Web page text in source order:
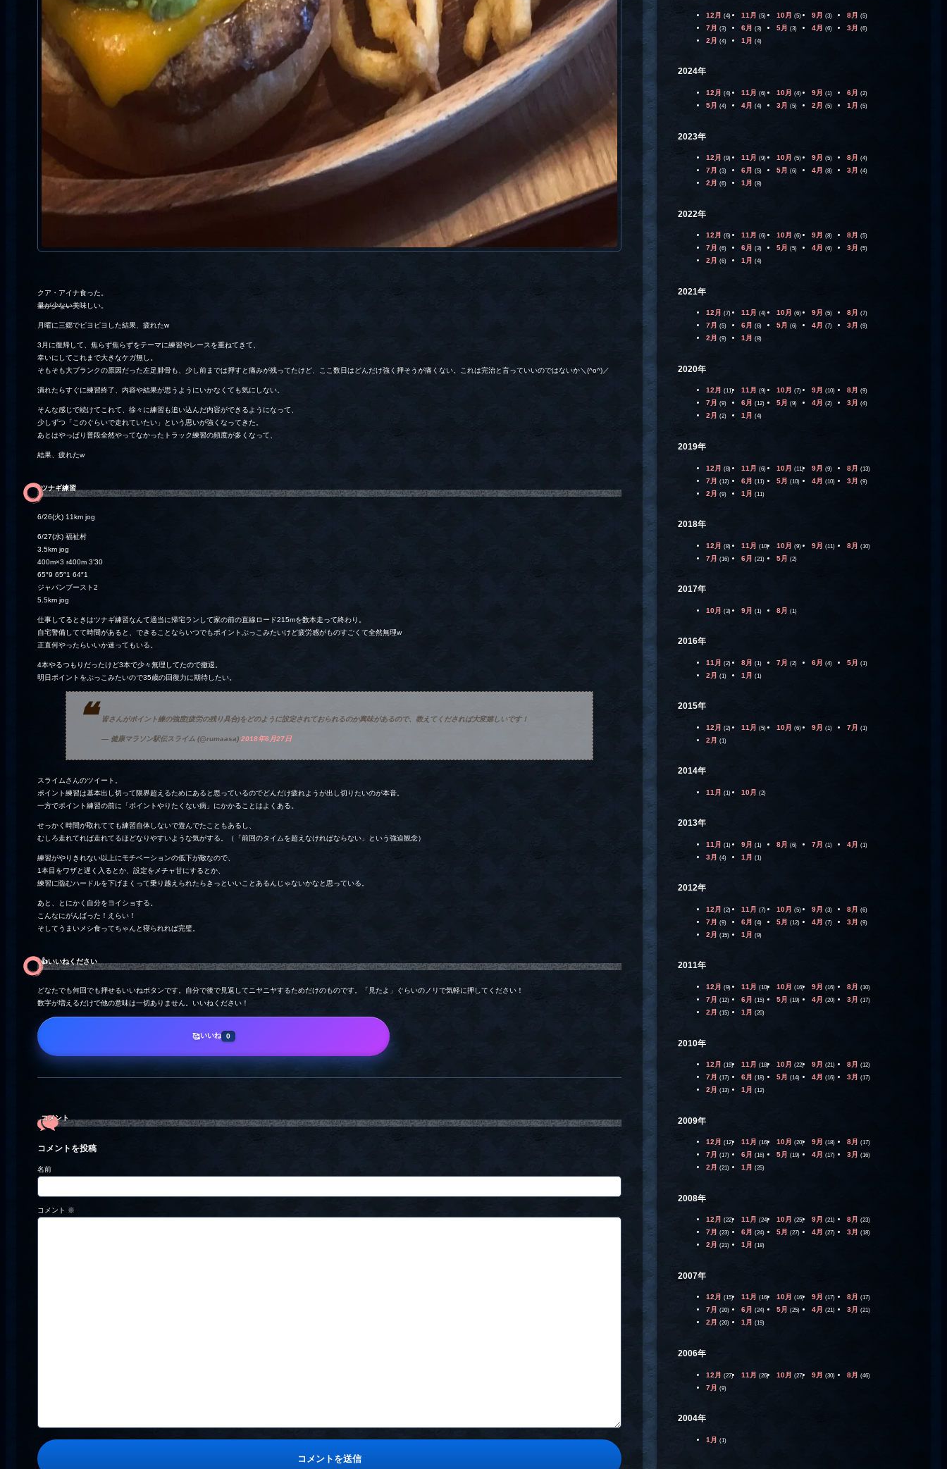
クア・アイナ食った。
量が少ない美味しい。
月曜に三郷でピヨピヨした結果、疲れたw
3月に復帰して、焦らず焦らずをテーマに練習やレースを重ねてきて、
幸いにしてこれまで大きなケガ無し。
そもそも大ブランクの原因だった左足腓骨も、少し前までは押すと痛みが残ってたけど、ここ数日はどんだけ強く押そうが痛くない。これは完治と言っていいのではないか＼(^o^)／
潰れたらすぐに練習終了、内容や結果が思うようにいかなくても気にしない。
そんな感じで続けてこれて、徐々に練習も追い込んだ内容ができるようになって、
少しずつ「このぐらいで走れていたい」という思いが強くなってきた。
あとはやっぱり普段全然やってなかったトラック練習の頻度が多くなって、
結果、疲れたw
ツナギ練習
6/26(火) 11km jog
6/27(水) 福祉村
3.5km jog
400m×3 r400m 3’30
65″9 65″1 64″1
ジャパンブースト2
5.5km jog
仕事してるときはツナギ練習なんて適当に帰宅ランして家の前の直線ロード215mを数本走って終わり。
自宅警備してて時間があると、できることならいつでもポイントぶっこみたいけど疲労感がものすごくて全然無理w
正直何やったらいいか迷ってもいる。
4本やるつもりだったけど3本で少々無理してたので撤退。
明日ポイントをぶっこみたいので35歳の回復力に期待したい。
皆さんがポイント練の強度(疲労の残り具合)をどのように設定されておられるのか興味があるので、教えてくだされば大変嬉しいです！
— 健康マラソン駅伝スライム (@rumaasa) 2018年6月27日
スライムさんのツイート。
ポイント練習は基本出し切って限界超えるためにあると思っているのでどんだけ疲れようが出し切りたいのが本音。
一方でポイント練習の前に「ポイントやりたくない病」にかかることはよくある。
せっかく時間が取れてても練習自体しないで遊んでたこともあるし、
むしろ走れてれば走れてるほどなりやすいような気がする。（「前回のタイムを超えなければならない」という強迫観念）
練習がやりきれない以上にモチベーションの低下が敵なので、
1本目をワザと遅く入るとか、設定をメチャ甘にするとか、
練習に臨むハードルを下げまくって乗り越えられたらきっといいことあるんじゃないかなと思っている。
あと、とにかく自分をヨイショする。
こんなにがんばった！えらい！
そしてうまいメシ食ってちゃんと寝られれば完璧。
👍️いいねください
どなたでも何回でも押せるいいねボタンです。自分で後で見返してニヤニヤするためだけのものです。「見たよ」ぐらいのノリで気軽に押してください！
数字が増えるだけで他の意味は一切ありません。いいねください！
🥰いいね 0
コメント
コメントを投稿
名前
コメント ※
12月 (4) 11月 (5) 10月 (5) 9月 (3) 8月 (5)
7月 (3) 6月 (3) 5月 (3) 4月 (6) 3月 (6)
2月 (4) 1月 (4)
2024年
12月 (4) 11月 (6) 10月 (4) 9月 (1) 6月 (2)
5月 (4) 4月 (4) 3月 (5) 2月 (5) 1月 (5)
2023年
12月 (9) 11月 (9) 10月 (5) 9月 (5) 8月 (4)
7月 (3) 6月 (5) 5月 (6) 4月 (8) 3月 (4)
2月 (6) 1月 (8)
2022年
12月 (6) 11月 (6) 10月 (6) 9月 (8) 8月 (5)
7月 (6) 6月 (3) 5月 (5) 4月 (6) 3月 (5)
2月 (6) 1月 (4)
2021年
12月 (7) 11月 (4) 10月 (6) 9月 (5) 8月 (7)
7月 (5) 6月 (6) 5月 (6) 4月 (7) 3月 (9)
2月 (9) 1月 (8)
2020年
12月 (11) 11月 (9) 10月 (7) 9月 (10) 8月 (9)
7月 (9) 6月 (12) 5月 (9) 4月 (2) 3月 (4)
2月 (2) 1月 (4)
2019年
12月 (8) 11月 (6) 10月 (11) 9月 (9) 8月 (13)
7月 (12) 6月 (11) 5月 (10) 4月 (10) 3月 (9)
2月 (9) 1月 (11)
2018年
12月 (8) 11月 (10) 10月 (9) 9月 (11) 8月 (10)
7月 (16) 6月 (21) 5月 (2)
2017年
10月 (3) 9月 (1) 8月 (1)
2016年
11月 (2) 8月 (1) 7月 (2) 6月 (4) 5月 (1)
2月 (1) 1月 (1)
2015年
12月 (2) 11月 (5) 10月 (6) 9月 (1) 7月 (1)
2月 (1)
2014年
11月 (1) 10月 (2)
2013年
11月 (1) 9月 (1) 8月 (6) 7月 (1) 4月 (1)
3月 (4) 1月 (1)
2012年
12月 (2) 11月 (7) 10月 (5) 9月 (3) 8月 (6)
7月 (9) 6月 (4) 5月 (12) 4月 (7) 3月 (9)
2月 (15) 1月 (9)
2011年
12月 (9) 11月 (10) 10月 (16) 9月 (16) 8月 (10)
7月 (12) 6月 (15) 5月 (19) 4月 (20) 3月 (17)
2月 (15) 1月 (20)
2010年
12月 (19) 11月 (18) 10月 (22) 9月 (21) 8月 (12)
7月 (17) 6月 (18) 5月 (14) 4月 (16) 3月 (17)
2月 (13) 1月 (12)
2009年
12月 (12) 11月 (16) 10月 (20) 9月 (18) 8月 (17)
7月 (17) 6月 (16) 5月 (19) 4月 (17) 3月 (16)
2月 (21) 1月 (25)
2008年
12月 (22) 11月 (24) 10月 (25) 9月 (21) 8月 (23)
7月 (23) 6月 (24) 5月 (27) 4月 (27) 3月 (18)
2月 (21) 1月 (18)
2007年
12月 (15) 11月 (16) 10月 (16) 9月 (17) 8月 (17)
7月 (20) 6月 (24) 5月 (25) 4月 (21) 3月 (21)
2月 (20) 1月 (19)
2006年
12月 (27) 11月 (26) 10月 (27) 9月 (30) 8月 (46)
7月 (9)
2004年
1月 (1)